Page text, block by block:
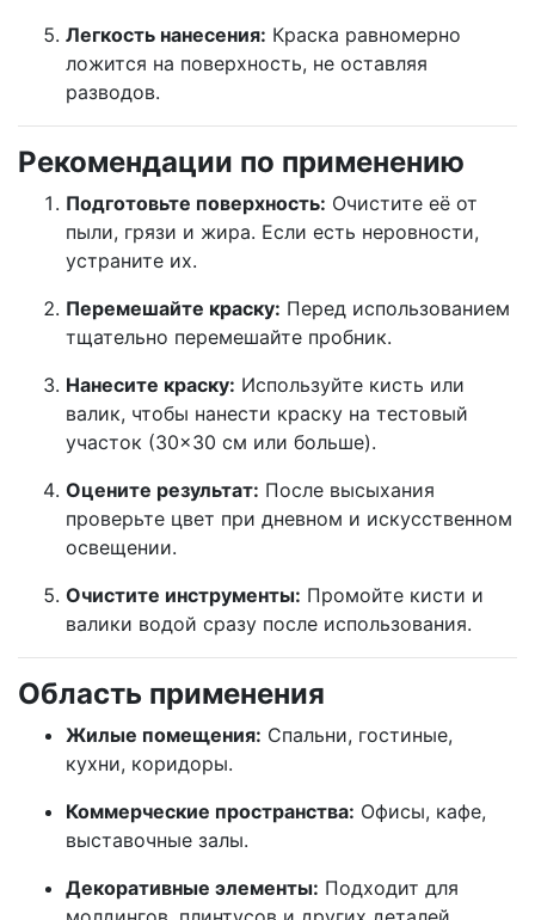
Легкость нанесения: Краска равномерно
ложится на поверхность, не оставляя
разводов.
Рекомендации по применению
Подготовьте поверхность: Очистите её от
пыли, грязи и жира. Если есть неровности,
устраните их.
Перемешайте краску: Перед использованием
тщательно перемешайте пробник.
Нанесите краску: Используйте кисть или
валик, чтобы нанести краску на тестовый
участок (30×30 см или больше).
Оцените результат: После высыхания
проверьте цвет при дневном и искусственном
освещении.
Очистите инструменты: Промойте кисти и
валики водой сразу после использования.
Область применения
Жилые помещения: Спальни, гостиные,
кухни, коридоры.
Коммерческие пространства: Офисы, кафе,
выставочные залы.
Декоративные элементы: Подходит для